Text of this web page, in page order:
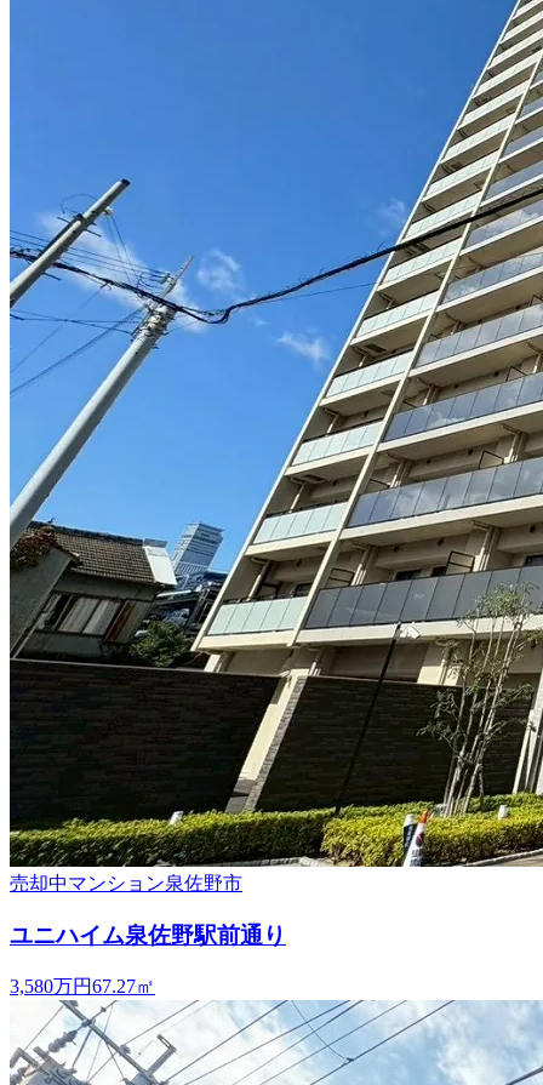
売却中マンション泉佐野市
ユニハイム泉佐野駅前通り
3,580万円67.27㎡